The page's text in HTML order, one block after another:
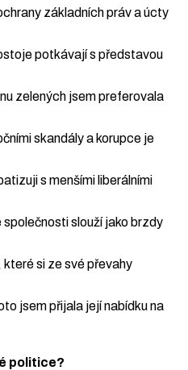
základních práv a úcty
potkávají s představou
zelených jsem preferovala
skandály a korupce je
s menšími liberálními
slouží jako brzdy
si ze své převahy
jsem přijala její nabídku na
politice?